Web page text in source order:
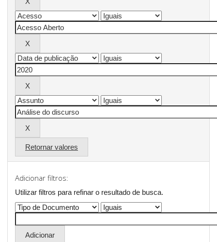
Retornar valores
Adicionar filtros:
Utilizar filtros para refinar o resultado de busca.